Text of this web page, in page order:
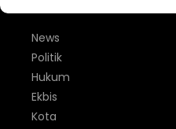
News
Politik
Hukum
Ekbis
Kota